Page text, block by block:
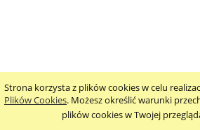
Strona korzysta z plików cookies w celu
Plików Cookies. Możesz określić warunki
plików cookies w Twojej